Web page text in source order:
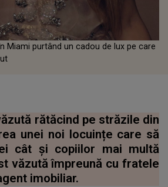
Miami purtând un cadou de lux pe care
rătăcind pe străzile din
unei noi locuințe care să
cât și copiilor mai multă
văzută împreună cu fratele
imobiliar.